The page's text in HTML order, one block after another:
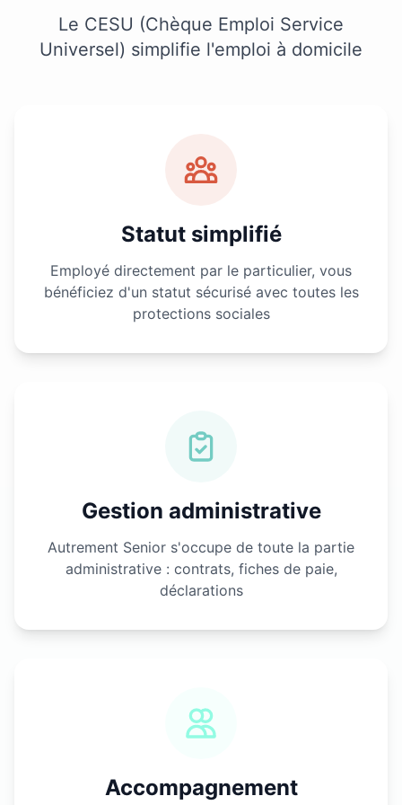
Le CESU (Chèque Emploi Service
Universel) simplifie l'emploi à domicile
Statut simplifié
Employé directement par le particulier, vous
bénéficiez d'un statut sécurisé avec toutes les
protections sociales
Gestion administrative
Autrement Senior s'occupe de toute la partie
administrative : contrats, fiches de paie,
déclarations
Accompagnement